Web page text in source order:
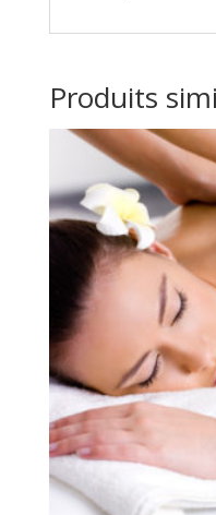
Produits